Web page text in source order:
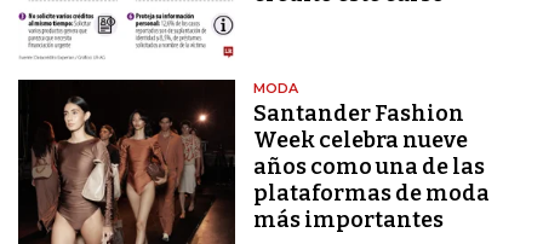
MODA
Santander Fashion
Week celebra nueve
años como una de las
plataformas de moda
más importantes